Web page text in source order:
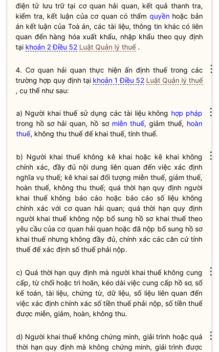
điện tử lưu trữ tại cơ quan hải quan, kết quả thanh tra,
kiểm tra, kết luận của cơ quan có thẩm quyềnhoặc bản
án kết luận của Toà án, các tài liệu, thông tin khác có liên
quan đến hàng hóa xuất khẩu, nhập khẩu theo quy định
tại khoản 2 Điều 52 Luật Quản lý thuế.
4. Cơ quan hải quan thực hiện ấn định thuế trong các
trường hợp quy định tại khoản 1 Điều 52 Luật Quản lý thuế
, cụ thể như sau:
a) Người khai thuế sử dụng các tài liệu không hợp pháp
trong hồ sơ hải quan, hồ sơ miễn thuế, giảm thuế, hoàn
thuế, không thu thuế để khai thuế, tính thuế.
b) Người khai thuế không kê khai hoặc kê khai không
chính xác, đầy đủ nội dung liên quan đến việc xác định
nghĩa vụ thuế; kê khai sai đối tượng miễn thuế, giảm thuế,
hoàn thuế, không thu thuế; quá thời hạn quy định người
khai thuế không báo cáo hoặc báo cáo số liệu không
chính xác với cơ quan hải quan; quá thời hạn quy định
người khai thuế không nộp bổ sung hồ sơ khai thuế theo
yêu cầu của cơ quan hải quanhoặc đã nộp bổ sung hồ sơ
khai thuế nhưng không đầy đủ, chính xác các căn cứ tính
thuế để xác định số thuế phải nộp.
c) Quá thời hạn quy định mà người khaithuếkhông cung
cấp, từ chối hoặc trì hoãn, kéo dài việc cung cấp hồ sơ, sổ
kế toán, tài liệu, chứng từ, dữ liệu, số liệu liên quan đến
việc xác định chính xác số tiềnthuếphải nộp, số tiềnthuế
được miễn, giảm, hoàn, không thu.
d) Người khai thuế không chứng minh, giải trình hoặc quá
thời hạn quy định mà không chứng minh, giải trình được
⋮
⋮
⋮
⋮
⋮